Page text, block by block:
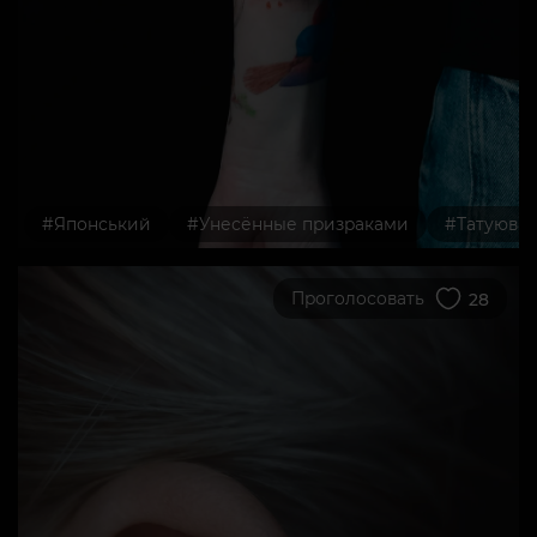
#Японський #Унесённые призраками
Проголосовать 28